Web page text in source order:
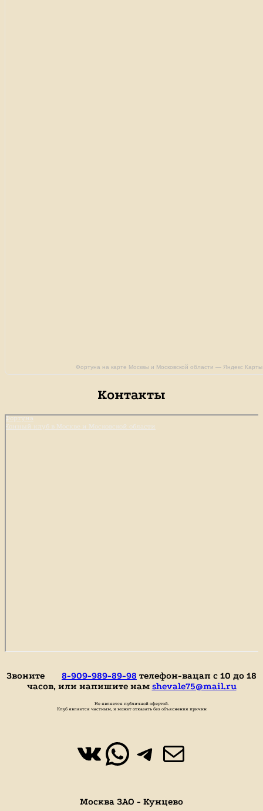
Фортуна на карте Москвы и Московской области — Яндекс Карты
Контакты
Фортуна
Конный клуб в Москве и Московской области
Звоните 8-909-989-89-98 телефон-вацап с 10 до 18
часов, или напишите нам shevale75@mail.ru
Не является публичной офертой.
Клуб является частным, и может отказать без объяснения причин
ВКонтакте
WhatsApp
https://
Почта
Москва ЗАО - Кунцево